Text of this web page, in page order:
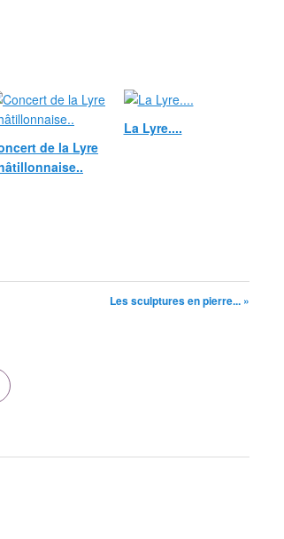
de la Lyre
La Lyre....
Les sculptures en pierre... »